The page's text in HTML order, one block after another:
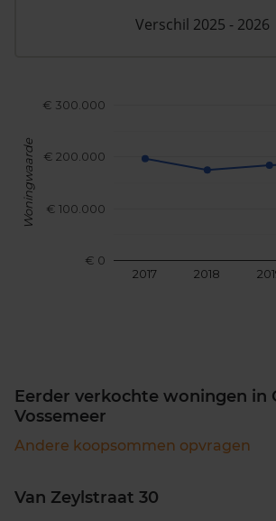
2017 2018
€ 0
€ 100.000
€ 200.000
€ 300.000
Woningwaarde
Verschil 2025 - 2026
Eerder verkochte woningen in
Vossemeer
Andere koopsommen opvragen
Van Zeylstraat 30